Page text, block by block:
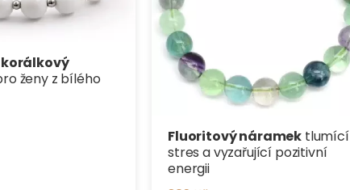
korálkový
ženy z bílého
Fluoritový náramek tlumící
stres a vyzařující pozitivní
energii